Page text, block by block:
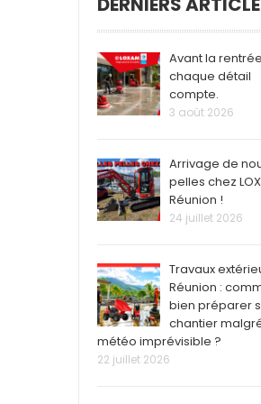
Avant la
chaque détail
compte.
3 août 2026
Arrivage de
pelles chez
Réunion !
24 juillet 2026
Travaux
Réunion :
bien préparer
chantier
météo imprévisible ?
22 juillet 2026